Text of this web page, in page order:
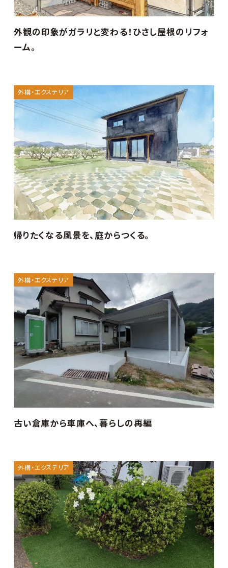
外観の印象がガラリと変わる！ひさし屋根のリフォ
ーム。
外構・エクステリア
帰りたくなる風景を、庭からつくる。
外構・エクステリア
古い倉庫から車庫へ、暮らしの再編
外構・エクステリア